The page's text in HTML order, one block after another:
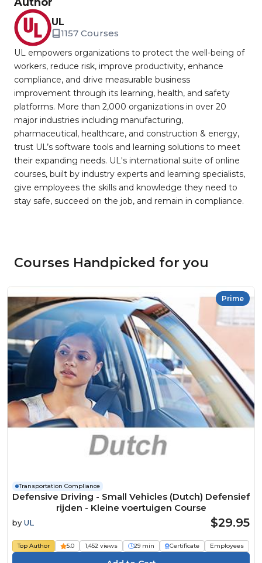
UL
1157 Courses
UL empowers organizations to protect the well-being of
workers, reduce risk, improve productivity, enhance
compliance, and drive measurable business
improvement through its learning, health, and safety
platforms. More than 2,000 organizations in over 20
major industries including manufacturing,
pharmaceutical, healthcare, and construction & energy,
trust UL’s software tools and learning solutions to meet
their expanding needs. UL's international suite of online
courses, built by industry experts and learning specialists,
give employees the skills and knowledge they need to
stay safe, succeed on the job, and remain in compliance.
Courses Handpicked for you
Prime
Transportation Compliance
Defensive Driving - Small Vehicles (Dutch) Defensief
rijden - Kleine voertuigen Course
by UL $29.95
Top Author 5.0 1,452 views 29 min Certificate Employees